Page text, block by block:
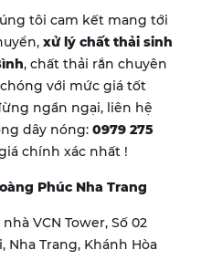
tôi cam kết mang tới
xử lý chất thải sinh
, chất thải rắn chuyên
với mức giá tốt
ngần ngại, liên hệ
dây nóng: 0979 275
chính xác nhất !
Phúc Nha Trang
VCN Tower, Số 02
Nha Trang, Khánh Hòa